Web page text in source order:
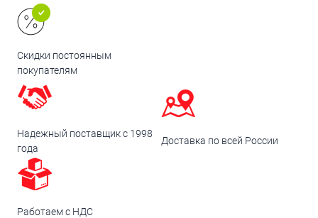
Скидки постоянным
покупателям
Надежный поставщик с 1998
года
Доставка по всей России
Работаем с НДС